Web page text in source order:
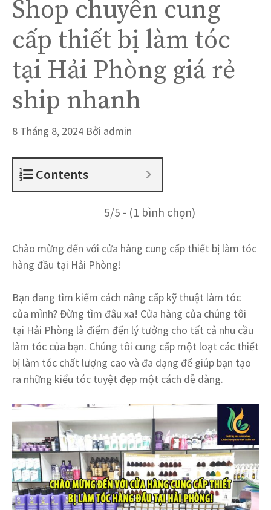
Shop chuyên cung
cấp thiết bị làm tóc
tại Hải Phòng giá rẻ
ship nhanh
8 Tháng 8, 2024 Bởi admin
Contents
5/5 - (1 bình chọn)
Chào mừng đến với cửa hàng cung cấp thiết bị làm tóc
hàng đầu tại Hải Phòng!
Bạn đang tìm kiếm cách nâng cấp kỹ thuật làm tóc
của mình? Đừng tìm đâu xa! Cửa hàng của chúng tôi
tại Hải Phòng là điểm đến lý tưởng cho tất cả nhu cầu
làm tóc của bạn. Chúng tôi cung cấp một loạt các thiết
bị làm tóc chất lượng cao và đa dạng để giúp bạn tạo
ra những kiểu tóc tuyệt đẹp một cách dễ dàng.